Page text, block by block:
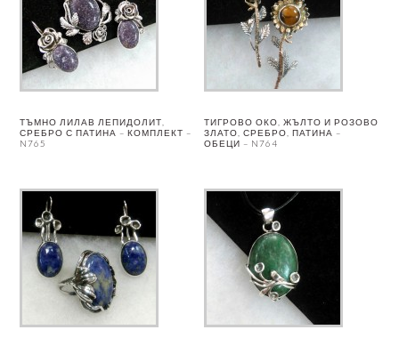
ТЪМНО ЛИЛАВ ЛЕПИДОЛИТ,
СРЕБРО С ПАТИНА – КОМПЛЕКТ –
N765
ТИГРОВО ОКО, ЖЪЛТО И РОЗОВО
ЗЛАТО, СРЕБРО, ПАТИНА –
ОБЕЦИ – N764